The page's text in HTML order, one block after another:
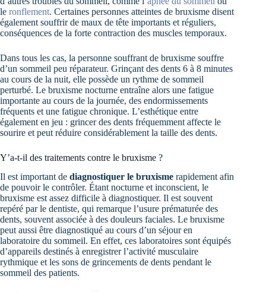
le ronflement. Certaines personnes atteintes de bruxisme disent
également souffrir de maux de tête importants et réguliers,
conséquences de la forte contraction des muscles temporaux.
Dans tous les cas, la personne souffrant de bruxisme souffre
d’un sommeil peu réparateur. Grinçant des dents 6 à 8 minutes
au cours de la nuit, elle possède un rythme de sommeil
perturbé. Le bruxisme nocturne entraîne alors une fatigue
importante au cours de la journée, des endormissements
fréquents et une fatigue chronique. L’esthétique entre
également en jeu : grincer des dents fréquemment affecte le
sourire et peut réduire considérablement la taille des dents.
Y’a-t-il des traitements contre le bruxisme ?
Il est important de diagnostiquer le bruxisme rapidement afin
de pouvoir le contrôler. Étant nocturne et inconscient, le
bruxisme est assez difficile à diagnostiquer. Il est souvent
repéré par le dentiste, qui remarque l’usure prématurée des
dents, souvent associée à des douleurs faciales. Le bruxisme
peut aussi être diagnostiqué au cours d’un séjour en
laboratoire du sommeil. En effet, ces laboratoires sont équipés
d’appareils destinés à enregistrer l’activité musculaire
rythmique et les sons de grincements de dents pendant le
sommeil des patients.